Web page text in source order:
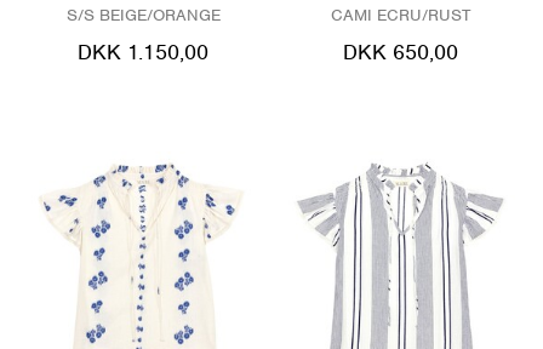
S/S BEIGE/ORANGE
DKK 1.150,00
CAMI ECRU/RUST
DKK 650,00